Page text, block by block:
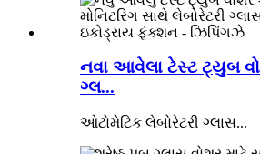
નવા આવેલા ટેસ્ટ ટ્યુબ
ગ્લ...
ઓટોમેટિક લેબોરેટરી ગ્લાસ...